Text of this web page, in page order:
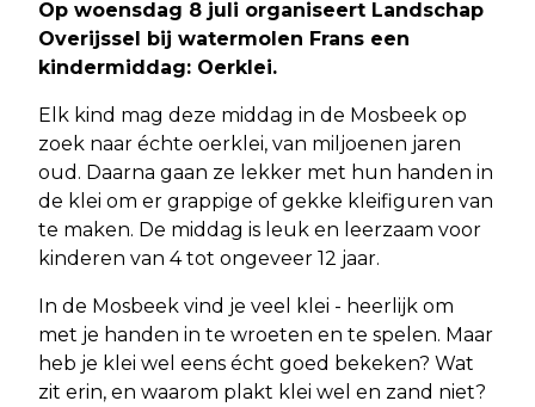
Op woensdag 8 juli organiseert Landschap
Overijssel bij watermolen Frans een
kindermiddag: Oerklei.
Elk kind mag deze middag in de Mosbeek op
zoek naar échte oerklei, van miljoenen jaren
oud. Daarna gaan ze lekker met hun handen in
de klei om er grappige of gekke kleifiguren van
te maken. De middag is leuk en leerzaam voor
kinderen van 4 tot ongeveer 12 jaar.
In de Mosbeek vind je veel klei - heerlijk om
met je handen in te wroeten en te spelen. Maar
heb je klei wel eens écht goed bekeken? Wat
zit erin, en waarom plakt klei wel en zand niet?